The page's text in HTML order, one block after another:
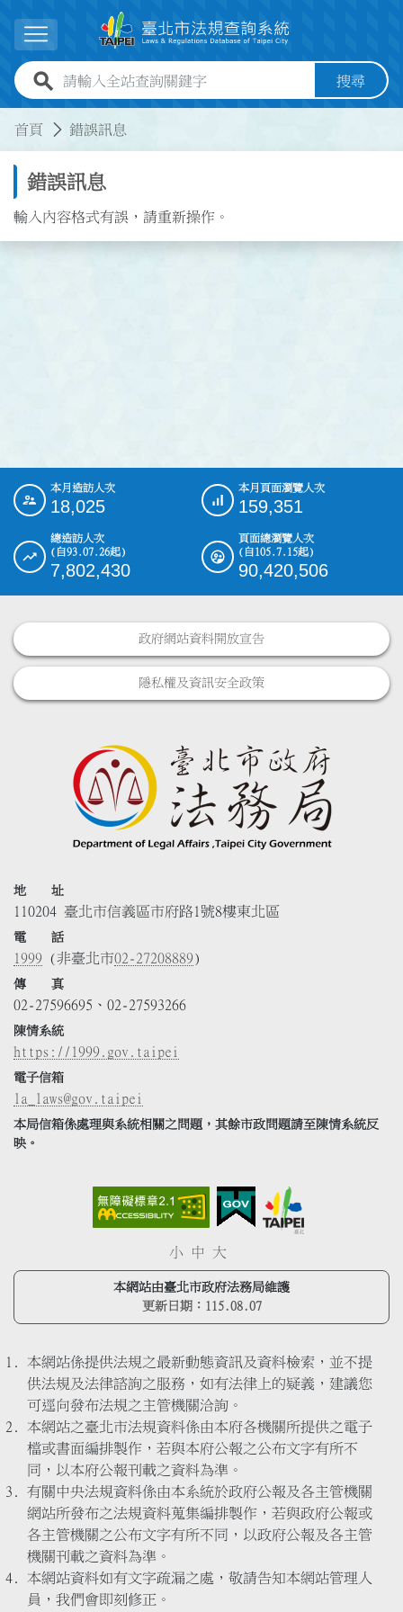
展開選單
全站查詢關鍵字欄位 搜尋
首頁 錯誤訊息
錯誤訊息
輸入內容格式有誤，請重新操作。
::: 本月造訪人次
18,025
本月頁面瀏覽人次
159,351
總造訪人次
(自93.07.26起)
7,802,430
頁面總瀏覽人次
(自105.7.15起)
90,420,506
政府網站資料開放宣告
隱私權及資訊安全政策
地 址
110204 臺北市信義區市府路1號8樓東北區
電 話
1999 (非臺北市02-27208889)
傳 真
02-27596695、02-27593266
陳情系統
https://1999.gov.taipei
電子信箱
la_laws@gov.taipei
本局信箱係處理與系統相關之問題，其餘市政問題請至陳情系統反
映。
小 中 大
本網站由臺北市政府法務局維護
更新日期： 115.08.07
本網站係提供法規之最新動態資訊及資料檢索，並不提
供法規及法律諮詢之服務，如有法律上的疑義，建議您
可逕向發布法規之主管機關洽詢。
本網站之臺北市法規資料係由本府各機關所提供之電子
檔或書面編排製作，若與本府公報之公布文字有所不
同，以本府公報刊載之資料為準。
有關中央法規資料係由本系統於政府公報及各主管機關
網站所發布之法規資料蒐集編排製作，若與政府公報或
各主管機關之公布文字有所不同，以政府公報及各主管
機關刊載之資料為準。
本網站資料如有文字疏漏之處，敬請告知本網站管理人
員，我們會即刻修正。